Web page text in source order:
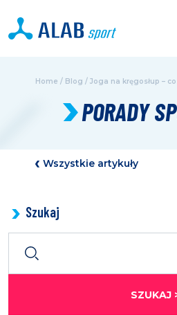
Wszystkie artykuły
Home / Blog / Joga na kręgosłup –
PORADY
Szukaj
SZUKAJ